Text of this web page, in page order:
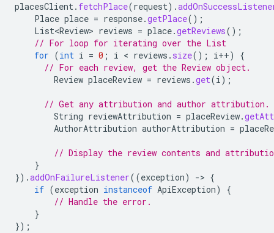
placesClient. fetchPlace(request).
Place place = response.getPlace();
List<Review> reviews = place.getReviews();
// For loop for iterating over the List
for (int i = 0 ; i < reviews . size(); i++)
{
// For each review, get the Review object.
Review placeReview = reviews .get(i);
// Get any attribution and author attribution.
String reviewAttribution = placeReview.
AuthorAttribution authorAttribution =
// Display the review contents and
}
}).addOnFailureListener((exception) -> {
if (exception instanceof ApiException)
{
// Handle the error.
}
});